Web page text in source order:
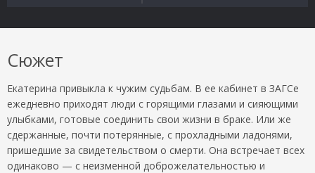
Сюжет
Екатерина привыкла к чужим судьбам. В ее кабинет в ЗАГСе
ежедневно приходят люди с горящими глазами и сияющими
улыбками, готовые соединить свои жизни в браке. Или же
сдержанные, почти потерянные, с прохладными ладонями,
пришедшие за свидетельством о смерти. Она встречает всех
одинаково — с неизменной доброжелательностью и